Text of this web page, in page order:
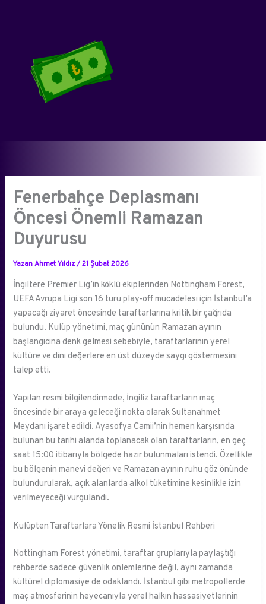
Fenerbahçe Deplasmanı
Öncesi Önemli Ramazan
Duyurusu
Yazan Ahmet Yıldız/21 Şubat 2026
İngiltere Premier Lig’in köklü ekiplerinden Nottingham Forest,
UEFA Avrupa Ligi son 16 turu play-off mücadelesi için İstanbul’a
yapacağı ziyaret öncesinde taraftarlarına kritik bir çağrıda
bulundu. Kulüp yönetimi, maç gününün Ramazan ayının
başlangıcına denk gelmesi sebebiyle, taraftarlarının yerel
kültüre ve dini değerlere en üst düzeyde saygı göstermesini
talep etti.
Yapılan resmi bilgilendirmede, İngiliz taraftarların maç
öncesinde bir araya geleceği nokta olarak Sultanahmet
Meydanı işaret edildi. Ayasofya Camii’nin hemen karşısında
bulunan bu tarihi alanda toplanacak olan taraftarların, en geç
saat 15:00 itibarıyla bölgede hazır bulunmaları istendi. Özellikle
bu bölgenin manevi değeri ve Ramazan ayının ruhu göz önünde
bulundurularak, açık alanlarda alkol tüketimine kesinlikle izin
verilmeyeceği vurgulandı.
Kulüpten Taraftarlara Yönelik Resmi İstanbul Rehberi
Nottingham Forest yönetimi, taraftar gruplarıyla paylaştığı
rehberde sadece güvenlik önlemlerine değil, aynı zamanda
kültürel diplomasiye de odaklandı. İstanbul gibi metropollerde
maç atmosferinin heyecanıyla yerel halkın hassasiyetlerinin